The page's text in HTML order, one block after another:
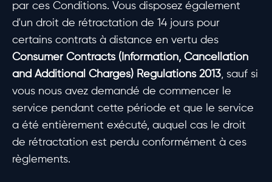
par ces Conditions. Vous disposez également
d'un droit de rétractation de 14 jours pour
certains contrats à distance en vertu des
Consumer Contracts (Information, Cancellation
and Additional Charges) Regulations 2013, sauf si
vous nous avez demandé de commencer le
service pendant cette période et que le service
a été entièrement exécuté, auquel cas le droit
de rétractation est perdu conformément à ces
règlements.